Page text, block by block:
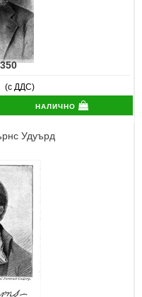
(с ДДС)
налично
Удуърд